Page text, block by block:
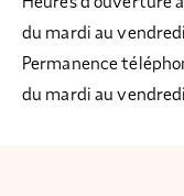
du mardi au
Permanence
du mardi au